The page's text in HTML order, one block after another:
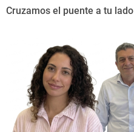
Cruzamos el puente a tu lado